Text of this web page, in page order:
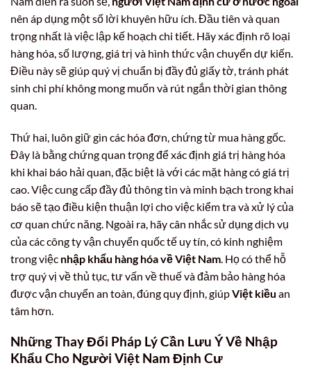
nên áp dụng một số lời khuyên hữu ích. Đầu tiên và quan
trọng nhất là việc lập kế hoạch chi tiết. Hãy xác định rõ loại
hàng hóa, số lượng, giá trị và hình thức vận chuyển dự kiến.
Điều này sẽ giúp quý vị chuẩn bị đầy đủ giấy tờ, tránh phát
sinh chi phí không mong muốn và rút ngắn thời gian thông
quan.
Thứ hai, luôn giữ gìn các hóa đơn, chứng từ mua hàng gốc.
Đây là bằng chứng quan trọng để xác định giá trị hàng hóa
khi khai báo hải quan, đặc biệt là với các mặt hàng có giá trị
cao. Việc cung cấp đầy đủ thông tin và minh bạch trong khai
báo sẽ tạo điều kiện thuận lợi cho việc kiểm tra và xử lý của
cơ quan chức năng. Ngoài ra, hãy cân nhắc sử dụng dịch vụ
của các công ty vận chuyển quốc tế uy tín, có kinh nghiệm
trong việc nhập khẩu hàng hóa về Việt Nam . Họ có thể hỗ
trợ quý vị về thủ tục, tư vấn về thuế và đảm bảo hàng hóa
được vận chuyển an toàn, đúng quy định, giúpViệt kiều an
tâm hơn.
Những Thay Đổi Pháp Lý Cần Lưu Ý Về Nhập
Khẩu Cho Người Việt Nam Định Cư